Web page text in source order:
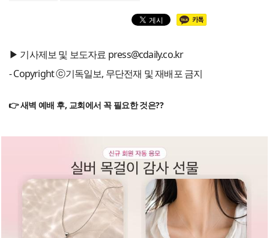
▶ 기사제보 및 보도자료 press@cdaily.co.kr
- Copyright ⓒ기독일보, 무단전재 및 재배포 금지
👉 새벽 예배 후, 교회에서 꼭 필요한 것은??